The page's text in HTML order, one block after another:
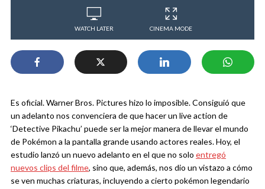
WATCH LATER CINEMA MODE
Es oficial. Warner Bros. Pictures hizo lo imposible. Consiguió que
un adelanto nos convenciera de que hacer un live action de
‘Detective Pikachu’ puede ser la mejor manera de llevar el mundo
de Pokémon a la pantalla grande usando actores reales. Hoy, el
estudio lanzó un nuevo adelanto en el que no solo entregó
nuevos clips del filme, sino que, además, nos dio un vistazo a cómo
se ven muchas criaturas, incluyendo a cierto pokémon legendario